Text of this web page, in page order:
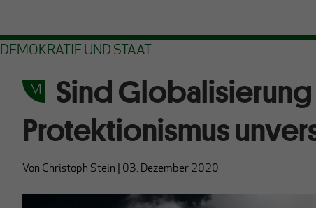
DEMOKRATIE UND STAAT
Sind
Protektionismus
Von Christoph Stein 03. Dezember 2020